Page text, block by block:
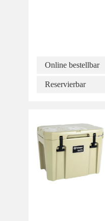
Online bestellbar
Reservierbar